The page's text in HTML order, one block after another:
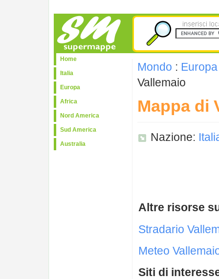
Home
Italia
Europa
Africa
Nord America
Sud America
Australia
Mondo : Europa
Vallemaio
Mappa di
Nazione:
Altre risorse
Stradario
Meteo
Siti di